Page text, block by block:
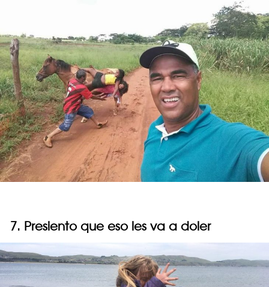
7. Presiento que eso les va a doler